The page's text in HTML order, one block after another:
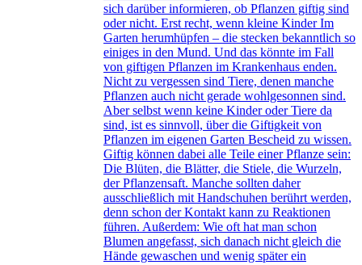
sich darüber informieren, ob Pflanzen giftig sind
oder nicht. Erst recht, wenn kleine Kinder Im
Garten herumhüpfen – die stecken bekanntlich so
einiges in den Mund. Und das könnte im Fall
von giftigen Pflanzen im Krankenhaus enden.
Nicht zu vergessen sind Tiere, denen manche
Pflanzen auch nicht gerade wohlgesonnen sind.
Aber selbst wenn keine Kinder oder Tiere da
sind, ist es sinnvoll, über die Giftigkeit von
Pflanzen im eigenen Garten Bescheid zu wissen.
Giftig können dabei alle Teile einer Pflanze sein:
Die Blüten, die Blätter, die Stiele, die Wurzeln,
der Pflanzensaft. Manche sollten daher
ausschließlich mit Handschuhen berührt werden,
denn schon der Kontakt kann zu Reaktionen
führen. Außerdem: Wie oft hat man schon
Blumen angefasst, sich danach nicht gleich die
Hände gewaschen und wenig später ein